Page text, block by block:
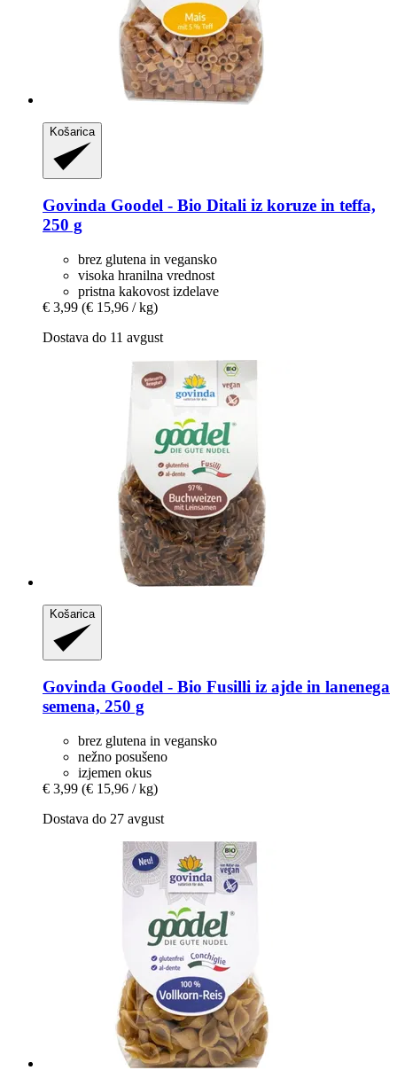
Košarica
Govinda Goodel -​ Bio Ditali iz koruze in teffa,
250 g
brez glutena in vegansko
visoka hranilna vrednost
pristna kakovost izdelave
€ 3,99 (€ 15,96 / kg)
Dostava do 11 avgust
Košarica
Govinda Goodel -​ Bio Fusilli iz ajde in lanenega
semena, 250 g
brez glutena in vegansko
nežno posušeno
izjemen okus
€ 3,99 (€ 15,96 / kg)
Dostava do 27 avgust